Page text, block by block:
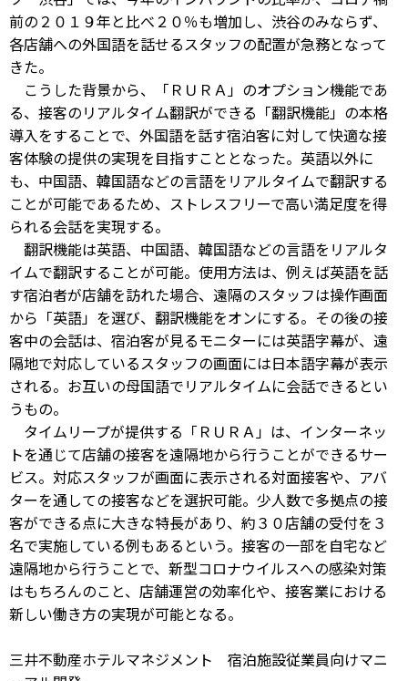
前の２０１９年と比べ２０％も増加し、渋谷のみならず、
各店舗への外国語を話せるスタッフの配置が急務となって
きた。
こうした背景から、「ＲＵＲＡ」のオプション機能であ
る、接客のリアルタイム翻訳ができる「翻訳機能」の本格
導入をすることで、外国語を話す宿泊客に対して快適な接
客体験の提供の実現を目指すこととなった。英語以外に
も、中国語、韓国語などの言語をリアルタイムで翻訳する
ことが可能であるため、ストレスフリーで高い満足度を得
られる会話を実現する。
翻訳機能は英語、中国語、韓国語などの言語をリアルタ
イムで翻訳することが可能。使用方法は、例えば英語を話
す宿泊者が店舗を訪れた場合、遠隔のスタッフは操作画面
から「英語」を選び、翻訳機能をオンにする。その後の接
客中の会話は、宿泊客が見るモニターには英語字幕が、遠
隔地で対応しているスタッフの画面には日本語字幕が表示
される。お互いの母国語でリアルタイムに会話できるとい
うもの。
タイムリープが提供する「ＲＵＲＡ」は、インターネッ
トを通じて店舗の接客を遠隔地から行うことができるサー
ビス。対応スタッフが画面に表示される対面接客や、アバ
ターを通しての接客などを選択可能。少人数で多拠点の接
客ができる点に大きな特長があり、約３０店舗の受付を３
名で実施している例もあるという。接客の一部を自宅など
遠隔地から行うことで、新型コロナウイルスへの感染対策
はもちろんのこと、店舗運営の効率化や、接客業における
新しい働き方の実現が可能となる。
三井不動産ホテルマネジメント 宿泊施設従業員向けマニ